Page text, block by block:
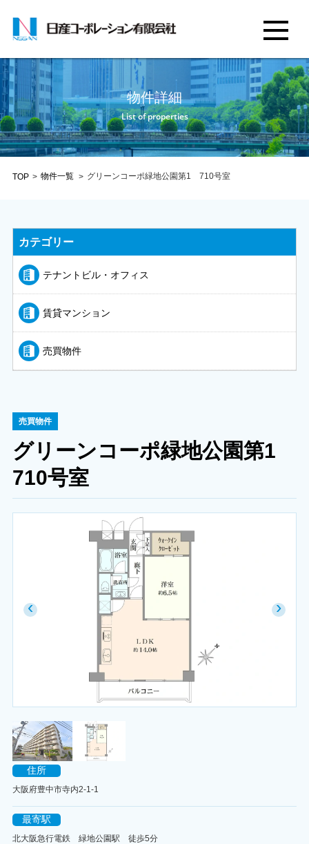
物件詳細
List of properties
TOP > 物件一覧 > グリーンコーポ緑地公園第1 710号室
売買物件
グリーンコーポ緑地公園第1
710号室
‹ ›
住所
大阪府豊中市寺内2-1-1
最寄駅
北大阪急行電鉄 緑地公園駅 徒歩5分
カテゴリー
テナントビル・オフィス
賃貸マンション
売買物件